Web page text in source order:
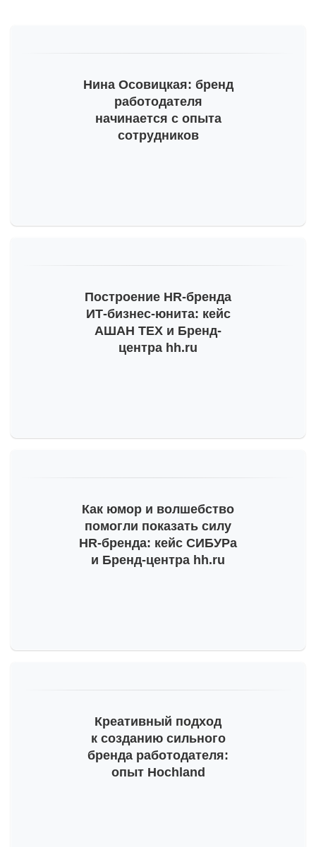
информацию про развитие бренда работодателя.
Нина Осовицкая: бренд
работодателя
начинается с опыта
сотрудников
Построение HR-бренда
ИТ-бизнес-юнита: кейс
АШАН ТЕХ и Бренд-
центра hh.ru
Как юмор и волшебство
помогли показать силу
HR-бренда: кейс СИБУРа
и Бренд-центра hh.ru
Креативный подход
к созданию сильного
бренда работодателя:
опыт Hochland